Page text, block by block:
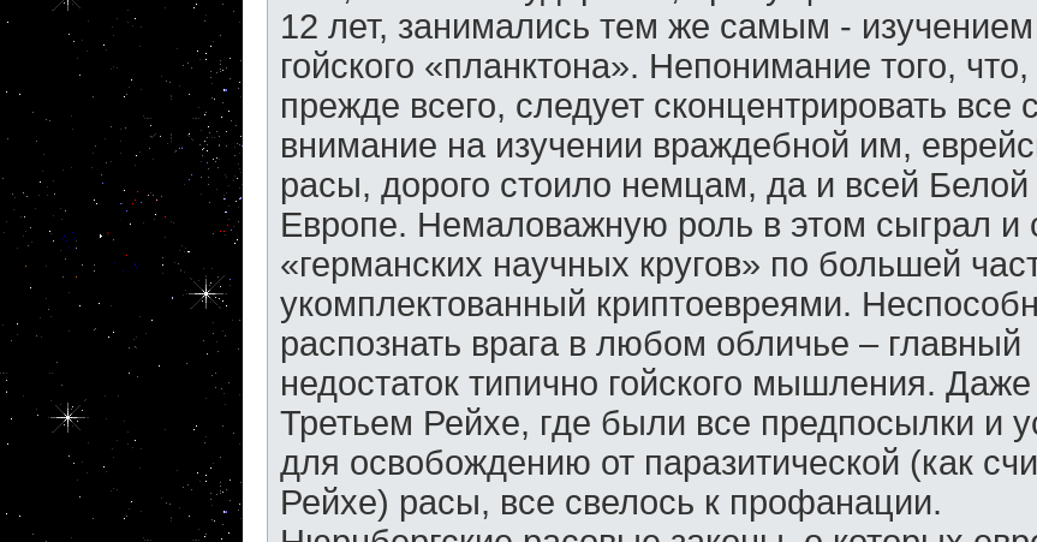
12 лет, занимались тем же самым - изучением
гойского «планктона». Непонимание того, что,
прежде всего, следует сконцентрировать все
внимание на изучении враждебной им,
расы, дорого стоило немцам, да и всей Белой
Европе. Немаловажную роль в этом сыграл и
«германских научных кругов» по большей
укомплектованный криптоевреями.
распознать врага в любом обличье – главный
недостаток типично гойского мышления. Даже
Третьем Рейхе, где были все предпосылки и
для освобождению от паразитической (как
Рейхе) расы, все свелось к профанации.